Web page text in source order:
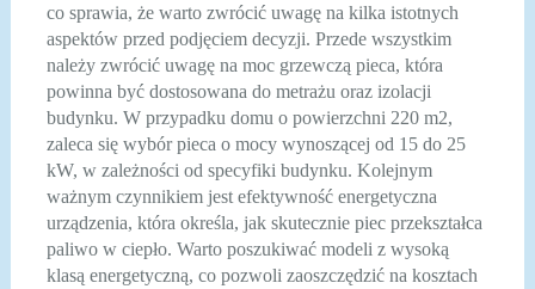
co sprawia, że warto zwrócić uwagę na kilka istotnych
aspektów przed podjęciem decyzji. Przede wszystkim
należy zwrócić uwagę na moc grzewczą pieca, która
powinna być dostosowana do metrażu oraz izolacji
budynku. W przypadku domu o powierzchni 220 m2,
zaleca się wybór pieca o mocy wynoszącej od 15 do 25
kW, w zależności od specyfiki budynku. Kolejnym
ważnym czynnikiem jest efektywność energetyczna
urządzenia, która określa, jak skutecznie piec przekształca
paliwo w ciepło. Warto poszukiwać modeli z wysoką
klasą energetyczną, co pozwoli zaoszczędzić na kosztach